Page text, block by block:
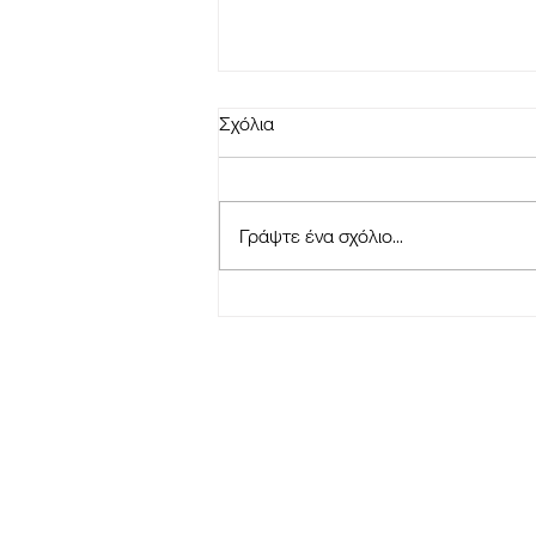
Σχόλια
Γράψτε ένα σχόλιο...